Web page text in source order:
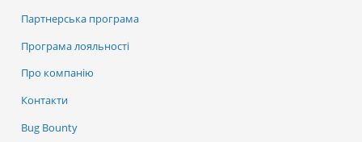
Партнерська програма
Програма лояльності
Про компанію
Контакти
Bug Bounty